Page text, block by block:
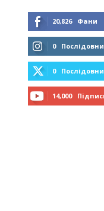
20,826 Фани
0
0
14,000